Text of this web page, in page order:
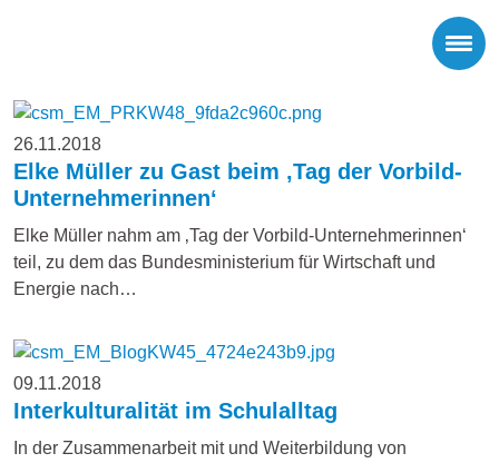
26.11.2018
Elke Müller zu Gast beim ‚Tag der Vorbild-
Unternehmerinnen‘
Elke Müller nahm am ‚Tag der Vorbild-Unternehmerinnen‘
teil, zu dem das Bundesministerium für Wirtschaft und
Energie nach…
09.11.2018
Interkulturalität im Schulalltag
In der Zusammenarbeit mit und Weiterbildung von